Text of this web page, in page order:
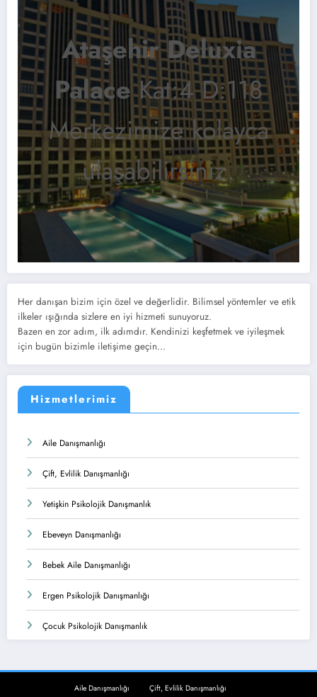
Ataşehir Deluxia
PalaceKat:4 D:118
Merkezimize kolayca
ulaşabilirsiniz.
Her danışan bizim için özel ve değerlidir. Bilimsel yöntemler ve etik
ilkeler ışığında sizlere en iyi hizmeti sunuyoruz.
Bazen en zor adım, ilk adımdır. Kendinizi keşfetmek ve iyileşmek
için bugün bizimle iletişime geçin...
Hizmetlerimiz
Aile Danışmanlığı
Çift, Evlilik Danışmanlığı
Yetişkin Psikolojik Danışmanlık
Ebeveyn Danışmanlığı
Bebek Aile Danışmanlığı
Ergen Psikolojik Danışmanlığı
Çocuk Psikolojik Danışmanlık
Aile Danışmanlığı
Çift, Evlilik Danışmanlığı